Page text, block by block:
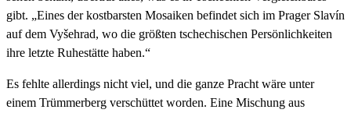
gibt. „Eines der kostbarsten Mosaiken befindet sich im Prager Slavín
auf dem Vyšehrad, wo die größten tschechischen Persönlichkeiten
ihre letzte Ruhestätte haben.“
Es fehlte allerdings nicht viel, und die ganze Pracht wäre unter
einem Trümmerberg verschüttet worden. Eine Mischung aus